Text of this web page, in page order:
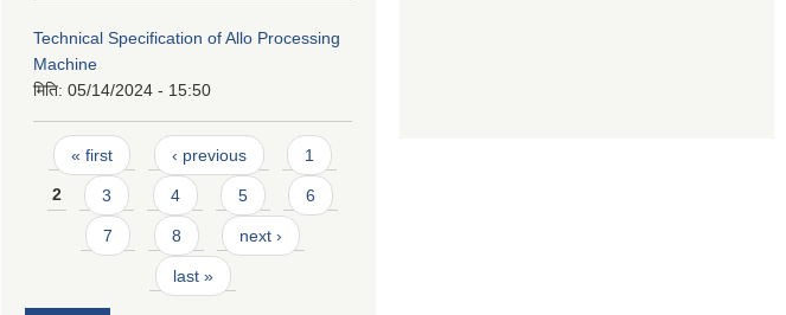
Technical Specification of Allo Processing
Machine
मिति: 05/14/2024 - 15:50
Pages
« first ‹ previous 1
2 3 4 5 6
7 8 next ›
last »